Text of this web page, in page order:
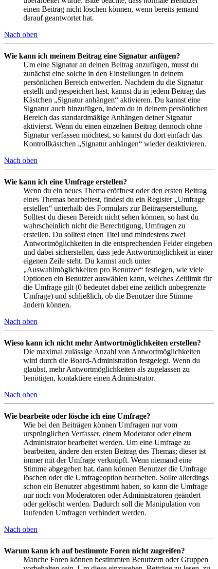
einen Beitrag nicht löschen können, wenn bereits jemand
darauf geantwortet hat.
Nach oben
Wie kann ich meinem Beitrag eine Signatur anfügen?
Um eine Signatur an deinen Beitrag anzufügen, musst du
zunächst eine solche in den Einstellungen in deinem
persönlichen Bereich entwerfen. Nachdem du die Signatur
erstellt und gespeichert hast, kannst du in jedem Beitrag das
Kästchen „Signatur anhängen“ aktivieren. Du kannst eine
Signatur auch hinzufügen, indem du in deinem persönlichen
Bereich das standardmäßige Anhängen deiner Signatur
aktivierst. Wenn du einen einzelnen Beitrag dennoch ohne
Signatur verfassen möchtest, so kannst du dort einfach das
Kontrollkästchen „Signatur anhängen“ wieder deaktivieren.
Nach oben
Wie kann ich eine Umfrage erstellen?
Wenn du ein neues Thema eröffnest oder den ersten Beitrag
eines Themas bearbeitest, findest du ein Register „Umfrage
erstellen“ unterhalb des Formulars zur Beitragserstellung.
Solltest du diesen Bereich nicht sehen können, so hast du
wahrscheinlich nicht die Berechtigung, Umfragen zu
erstellen. Du solltest einen Titel und mindestens zwei
Antwortmöglichkeiten in die entsprechenden Felder eingeben
und dabei sicherstellen, dass jede Antwortmöglichkeit in einer
eigenen Zeile steht. Du kannst auch unter
„Auswahlmöglichkeiten pro Benutzer“ festlegen, wie viele
Optionen ein Benutzer auswählen kann, welches Zeitlimit für
die Umfrage gilt (0 bedeutet dabei eine zeitlich unbegrenzte
Umfrage) und schließlich, ob die Benutzer ihre Stimme
ändern können.
Nach oben
Wieso kann ich nicht mehr Antwortmöglichkeiten erstellen?
Die maximal zulässige Anzahl von Antwortmöglichkeiten
wird durch die Board-Administration festgelegt. Wenn du
glaubst, mehr Antwortmöglichkeiten als zugelassen zu
benötigen, kontaktiere einen Administrator.
Nach oben
Wie bearbeite oder lösche ich eine Umfrage?
Wie bei den Beiträgen können Umfragen nur vom
ursprünglichen Verfasser, einem Moderator oder einem
Administrator bearbeitet werden. Um eine Umfrage zu
bearbeiten, ändere den ersten Beitrag des Themas; dieser ist
immer mit der Umfrage verknüpft. Wenn niemand eine
Stimme abgegeben hat, dann können Benutzer die Umfrage
löschen oder die Umfrageoption bearbeiten. Sollte allerdings
schon ein Benutzer abgestimmt haben, so kann die Umfrage
nur noch von Moderatoren oder Administratoren geändert
oder gelöscht werden. Dadurch soll die Manipulation von
laufenden Umfragen verhindert werden.
Nach oben
Warum kann ich auf bestimmte Foren nicht zugreifen?
Manche Foren können bestimmten Benutzern oder Gruppen